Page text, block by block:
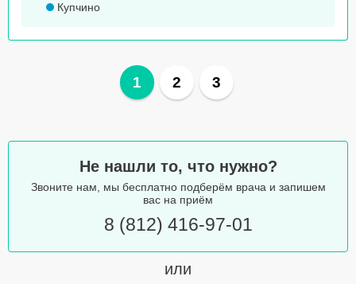
Купчино
1 2 3
Не нашли то, что нужно?
Звоните нам, мы бесплатно подберём врача и запишем
вас на приём
8 (812) 416-97-01
или